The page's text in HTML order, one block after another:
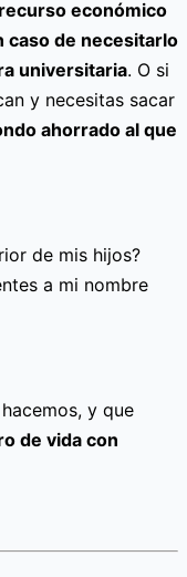
económico
caso de necesitarlo
universitaria. O si
y necesitas sacar
ahorrado al que
de mis hijos?
a mi nombre
y que
de vida con